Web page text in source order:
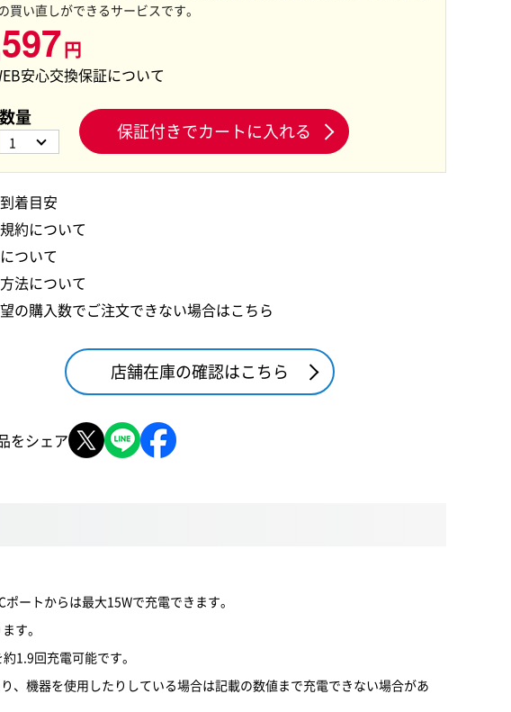
買い直しができるサービスです。
円
安心交換保証について
数量
1 保証付きでカートに入れる
着目安
約について
ついて
法について
の購入数でご注文できない場合はこちら
店舗在庫の確認はこちら
をシェア
ートからは最大15Wで充電できます。
す。
1.9回充電可能です。
機器を使用したりしている場合は記載の数値まで充電できない場合があ